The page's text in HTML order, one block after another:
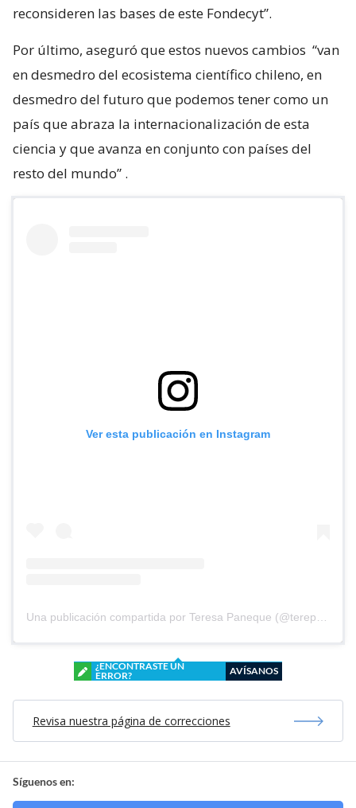
reconsideren las bases de este Fondecyt”.
Por último, aseguró que estos nuevos cambios “van
en desmedro del ecosistema científico chileno, en
desmedro del futuro que podemos tener como un
país que abraza la internacionalización de esta
ciencia y que avanza en conjunto con países del
resto del mundo” .
Ver esta publicación en Instagram
Una publicación compartida por Teresa Paneque (@terepaneque)
¿ENCONTRASTE UN
ERROR?
AVÍSANOS
Revisa nuestra página de correcciones
Síguenos en: